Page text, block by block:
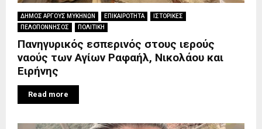
ΔΗΜΟΣ ΑΡΓΟΥΣ ΜΥΚΗΝΩΝ ΕΠΙΚΑΙΡΟΤΗΤΑ
ΙΣΤΟΡΙΚΕΣ
ΠΕΛΟΠΟΝΝΗΣΟΣ
ΠΟΛΙΤΙΚΗ
Πανηγυρικός εσπερινός στους ιερούς
ναούς των Αγίων Ραφαήλ, Νικολάου και
Ειρήνης
Read more